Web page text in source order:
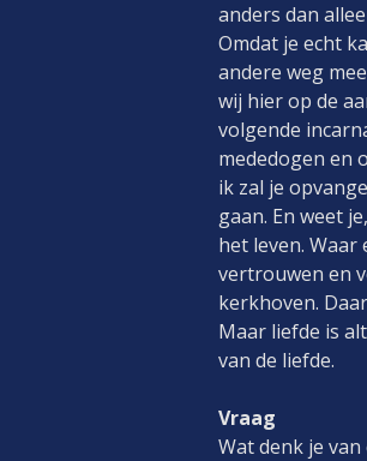
anders dan
Omdat je echt
andere weg
wij hier op de
volgende
mededogen en
ik zal je
gaan. En weet
het leven.
vertrouwen en
kerkhoven.
Maar liefde is
van de liefde.
Vraag
Wat denk je van